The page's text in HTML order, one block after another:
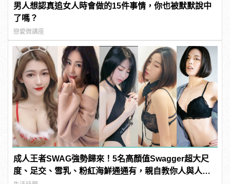
男人想認真追女人時會做的15件事情，你也被默默說中
了嗎？
戀愛微講座
成人王者SWAG強勢歸來！5名高顏值Swagger超大尺
度、足交、雪乳、粉紅海鮮通通有，親自教你人與人的